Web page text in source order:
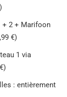
+ 2 + Marifoon
€)
1 via
: entièrement